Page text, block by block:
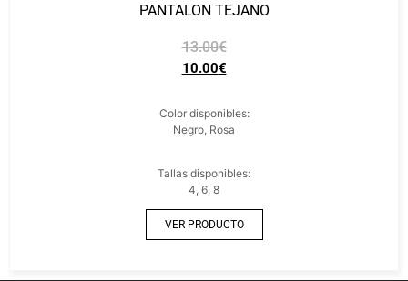
PANTALON TEJANO
13.00€
10.00€
Color disponibles:
Negro, Rosa
Tallas disponibles:
4, 6, 8
VER PRODUCTO